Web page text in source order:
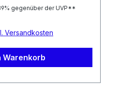
gegenüber der UVP**
Versandkosten
Warenkorb